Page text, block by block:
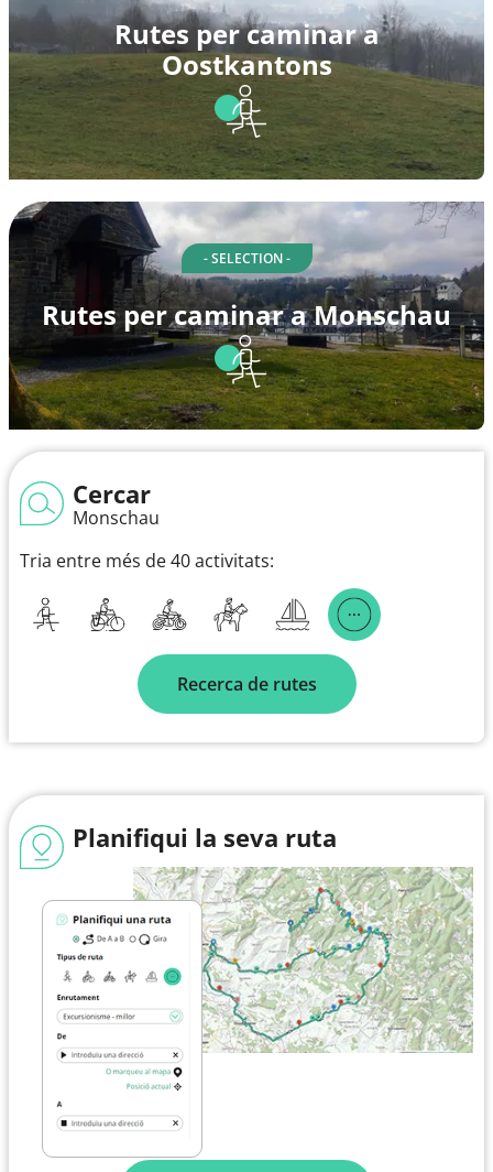
Rutes per caminar a
Oostkantons
- SELECTION -
Rutes per caminar a Monschau
Cercar
Monschau
Tria entre més de 40 activitats:
Recerca de rutes
Planifiqui la seva ruta